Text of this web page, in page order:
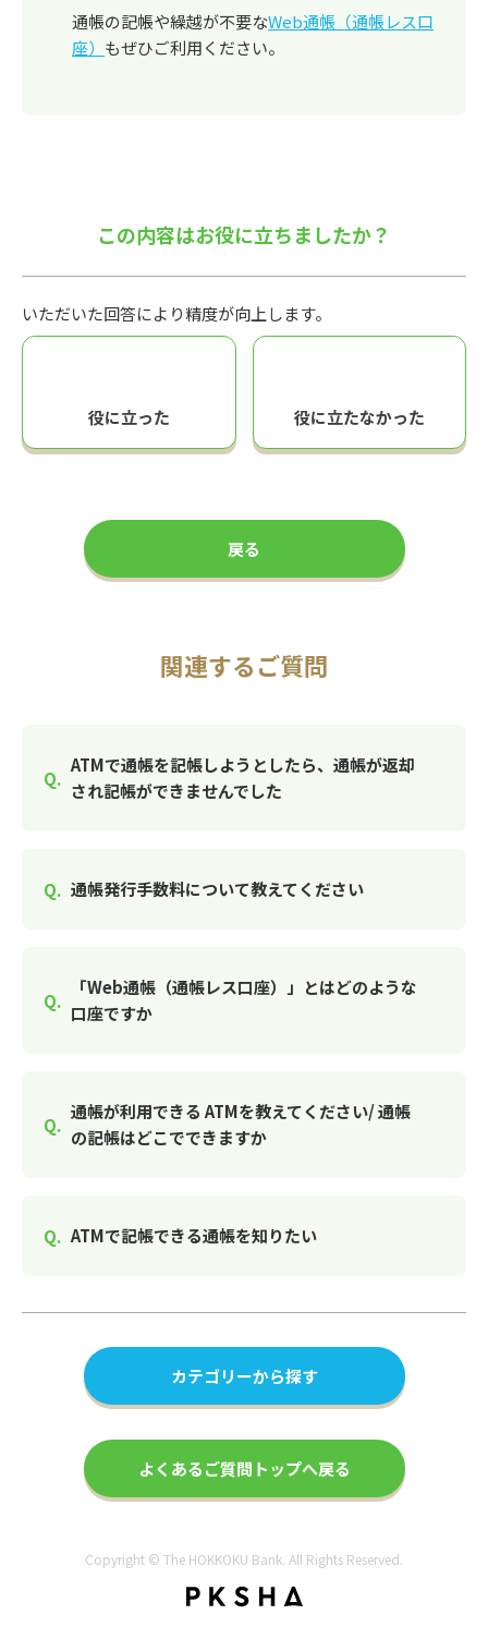
通帳の記帳や繰越が不要なWeb通帳（通帳レス口
座） もぜひご利用ください。
この内容はお役に立ちましたか？
いただいた回答により精度が向上します。
役に立った 役に立たなかった
戻る
関連するご質問
ATMで通帳を記帳しようとしたら、通帳が返却
され記帳ができませんでした
通帳発行手数料について教えてください
「Web通帳（通帳レス口座）」とはどのような
口座ですか
通帳が利用できる ATMを教えてください/ 通帳
の記帳はどこでできますか
ATMで記帳できる通帳を知りたい
カテゴリーから探す
よくあるご質問トップへ戻る
Copyright © The HOKKOKU Bank. All Rights Reserved.